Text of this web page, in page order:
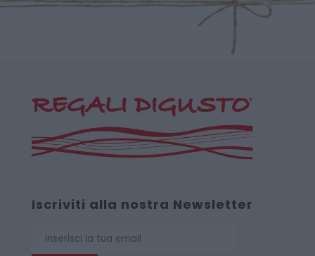
Iscriviti alla nostra Newsletter